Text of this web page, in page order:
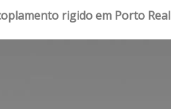
rigido em Porto Real